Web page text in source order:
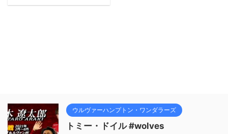
ウルヴァーハンプトン・ワンダラーズ
トミー・ドイル #wolves